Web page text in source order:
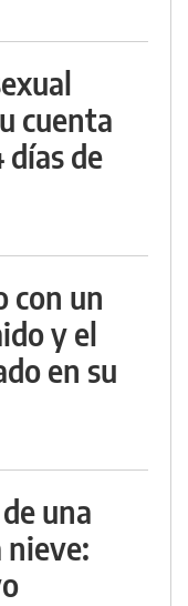
cuenta
de
con un
y el
en su
una
nieve: